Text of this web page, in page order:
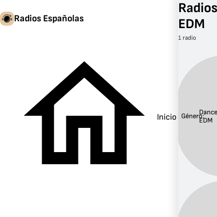
Radios Españolas
Inicio
EDM
1 radio
Género:EDM